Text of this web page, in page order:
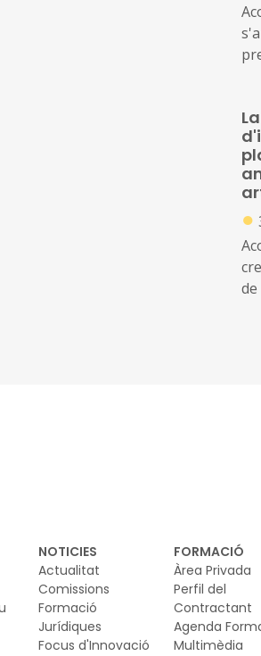
●
NOTICIES
Actualitat
Comissions
Formació
Jurídiques
Focus d'Innovació
FORMACIÓ
Àrea Privada
Perfil del
Contractant
Agenda
Multimèdia